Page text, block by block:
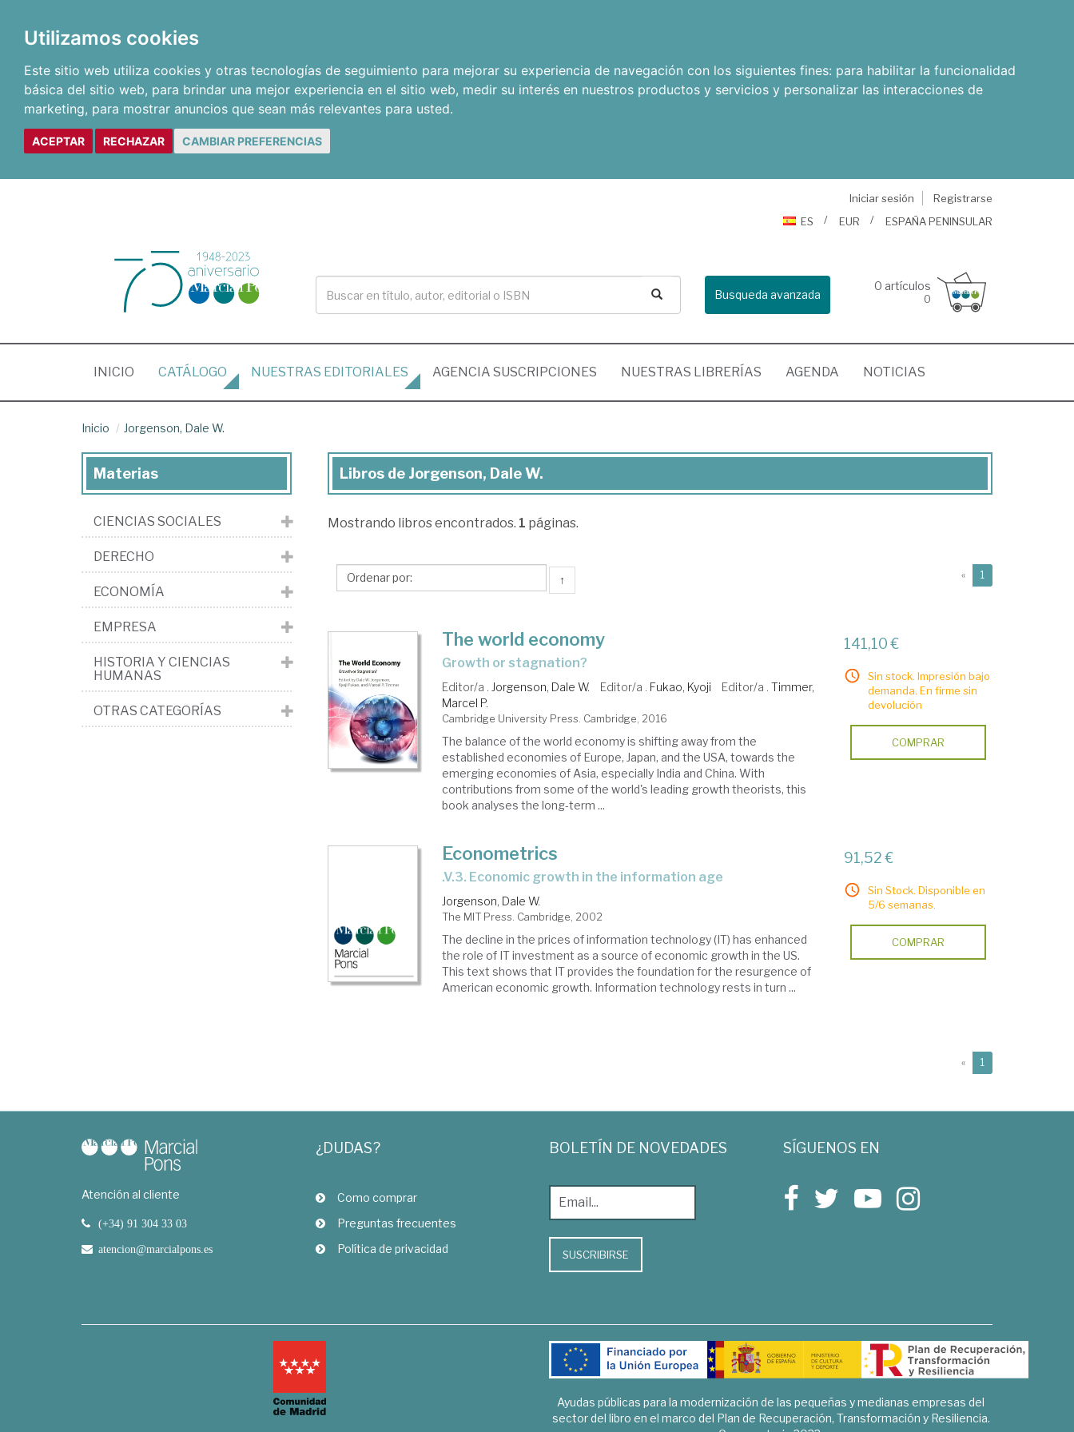
Utilizamos cookies
Este sitio web utiliza cookies y otras tecnologías de seguimiento para mejorar su experiencia de navegación con los siguientes fines: para habilitar la funcionalidad
básica del sitio web, para brindar una mejor experiencia en el sitio web, medir su interés en nuestros productos y servicios y personalizar las interacciones de
marketing, para mostrar anuncios que sean más relevantes para usted.
ACEPTAR RECHAZAR CAMBIAR PREFERENCIAS
Iniciar sesión
Registrarse
ES
EUR ESPAÑA PENINSULAR
Busqueda avanzada
0 artículos
0
INICIO (CURRENT)
CATÁLOGO NUESTRAS EDITORIALES AGENCIA SUSCRIPCIONES NUESTRAS LIBRERÍAS AGENDA NOTICIAS
Inicio Jorgenson, Dale W.
Libros
Jorgenson,
W.
Libros de Jorgenson, Dale W.
Mostrando libros encontrados. 1 páginas.
↑ « 1
The world economy
growth or stagnation?
Editor/a . Jorgenson, Dale W. Editor/a . Fukao, Kyoji Editor/a .Timmer,
Marcel P.
Cambridge University Press. Cambridge, 2016
The balance of the world economy is shifting away from the
established economies of Europe, Japan, and the USA, towards the
emerging economies of Asia, especially India and China. With
contributions from some of the world's leading growth theorists, this
book analyses the long-term ...
141,10 €
Sin stock. Impresión bajo
demanda. En firme sin
devolución
COMPRAR
Econometrics
.V.3. Economic growth in the information age
Jorgenson, Dale W.
The MIT Press. Cambridge, 2002
The decline in the prices of information technology (IT) has enhanced
the role of IT investment as a source of economic growth in the US.
This text shows that IT provides the foundation for the resurgence of
American economic growth. Information technology rests in turn ...
91,52 €
Sin Stock. Disponible en
5/6 semanas.
COMPRAR
« 1
Materias
CIENCIAS SOCIALES
DERECHO
ECONOMÍA
EMPRESA
HISTORIA Y CIENCIAS
HUMANAS
OTRAS CATEGORÍAS
Atención al cliente
(+34) 91 304 33 03
atencion@marcialpons.es
¿DUDAS?
Como comprar
Preguntas frecuentes
Política de privacidad
BOLETÍN DE NOVEDADES
SUSCRIBIRSE
SÍGUENOS EN
Ayudas públicas para la modernización de las pequeñas y medianas empresas del
sector del libro en el marco del Plan de Recuperación, Transformación y Resiliencia.